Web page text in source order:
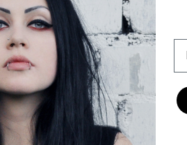
40
41
42
44